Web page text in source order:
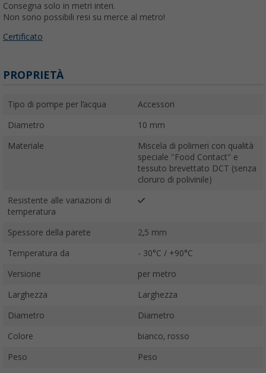
Consegna solo in metri interi.
Non sono possibili resi su merce al metro!
Certificato
PROPRIETÀ
Tipo di pompe per l’acqua Accessori
Diametro 10 mm
Materiale
Miscela di polimeri con qualità
speciale "Food Contact" e
tessuto brevettato DCT (senza
cloruro di polivinile)
Resistente alle variazioni di
temperatura
Spessore della parete 2,5 mm
Temperatura da - 30°C / +90°C
Versione per metro
Larghezza Larghezza
Diametro Diametro
Colore bianco, rosso
Peso Peso